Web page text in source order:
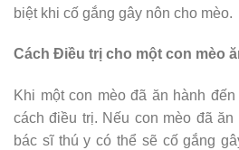
biệt khi cố gắng gây nôn cho mèo.
Cách Điều trị cho một con mèo
Khi một con mèo đã ăn hành
cách điều trị. Nếu con mèo đã
bác sĩ thú y có thể sẽ cố gắng